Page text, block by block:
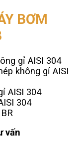
BƠM
gỉ AISI 304
không gỉ AISI
AISI 304
304
vấn